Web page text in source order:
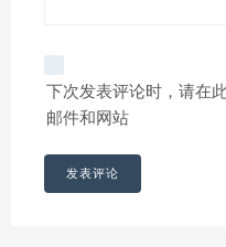
下次发表评论时，请在
邮件和网站